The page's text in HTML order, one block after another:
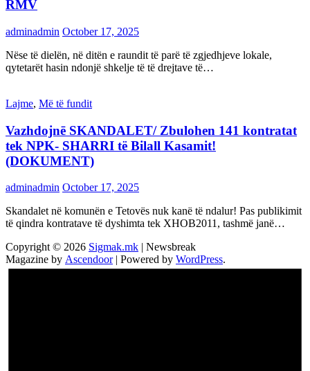
RMV
adminadmin October 17, 2025
Nëse të dielën, në ditën e raundit të parë të zgjedhjeve lokale,
qytetarët hasin ndonjë shkelje të të drejtave të…
Lajme, Më të fundit
Vazhdojnē SKANDALET/ Zbulohen 141 kontratat
tek NPK- SHARRI të Bilall Kasamit!
(DOKUMENT)
adminadmin October 17, 2025
Skandalet në komunën e Tetovës nuk kanë të ndalur! Pas publikimit
të qindra kontratave të dyshimta tek XHOB2011, tashmë janë…
Copyright © 2026 Sigmak.mk | Newsbreak
Magazine by Ascendoor| Powered by WordPress.